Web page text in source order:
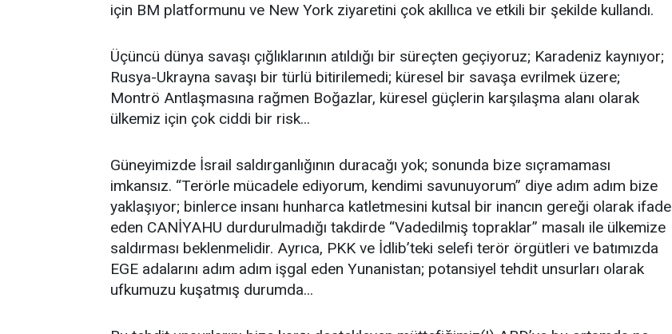
için BM platformunu ve New York ziyaretini çok akıllıca ve etkili bir şekilde kullandı.
Üçüncü dünya savaşı çığlıklarının atıldığı bir süreçten geçiyoruz; Karadeniz kaynıyor;
Rusya-Ukrayna savaşı bir türlü bitirilemedi; küresel bir savaşa evrilmek üzere;
Montrö Antlaşmasına rağmen Boğazlar, küresel güçlerin karşılaşma alanı olarak
ülkemiz için çok ciddi bir risk...
Güneyimizde İsrail saldırganlığının duracağı yok; sonunda bize sıçramaması
imkansız. “Terörle mücadele ediyorum, kendimi savunuyorum” diye adım adım bize
yaklaşıyor; binlerce insanı hunharca katletmesini kutsal bir inancın gereği olarak ifade
eden CANİYAHU durdurulmadığı takdirde “Vadedilmiş topraklar” masalı ile ülkemize
saldırması beklenmelidir. Ayrıca, PKK ve İdlib’teki selefi terör örgütleri ve batımızda
EGE adalarını adım adım işgal eden Yunanistan; potansiyel tehdit unsurları olarak
ufkumuzu kuşatmış durumda...